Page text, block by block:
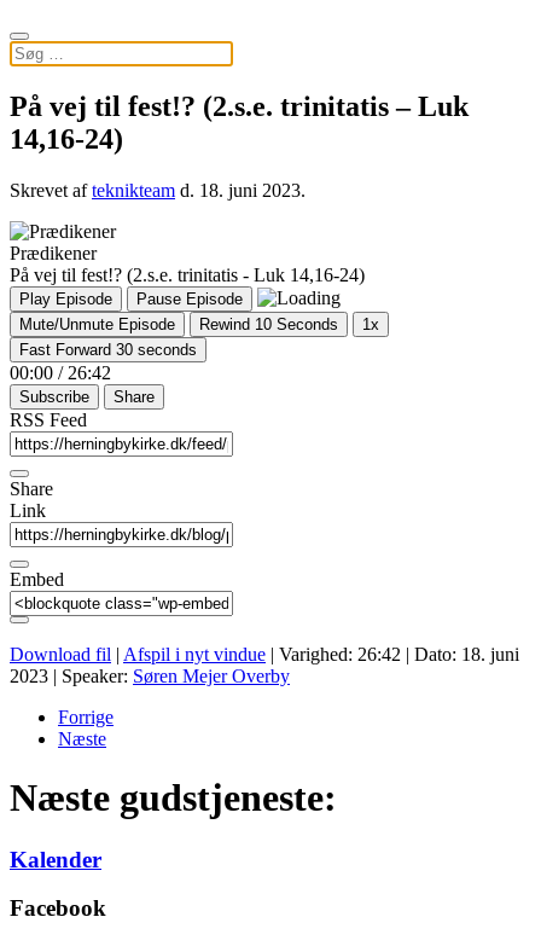
På vej til fest!? (2.s.e. trinitatis – Luk
14,16-24)
Skrevet afteknikteam d. 18. juni 2023.
Prædikener
På vej til fest!? (2.s.e. trinitatis - Luk 14,16-24)
Play Episode
Pause Episode
Mute/Unmute Episode
Rewind 10 Seconds
1x
Fast Forward 30 seconds
00:00 / 26:42
Subscribe Share
RSS Feed
Share
Link
Embed
Download fil | Afspil i nyt vindue | Varighed: 26:42 | Dato: 18. juni
2023 | Speaker: Søren Mejer Overby
Forrige
Næste
Næste gudstjeneste:
Kalender
Facebook